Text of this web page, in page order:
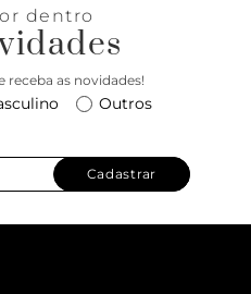
dentro
receba as novidades!
Outros
Cadastrar